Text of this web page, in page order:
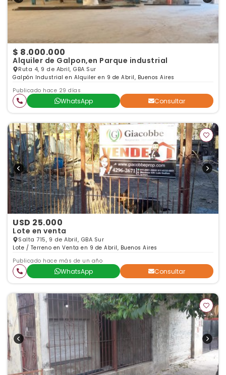
$ 8.000.000
Alquiler de Galpon,en Parque industrial
Ruta 4, 9 de Abril, GBA Sur
Galpón Industrial en Alquiler en 9 de Abril, Buenos Aires
Publicado hace 29 días
WhatsApp Consultar
USD 25.000
Lote en venta
Salta 715, 9 de Abril, GBA Sur
Lote / Terreno en Venta en 9 de Abril, Buenos Aires
Publicado hace más de un año
WhatsApp Consultar